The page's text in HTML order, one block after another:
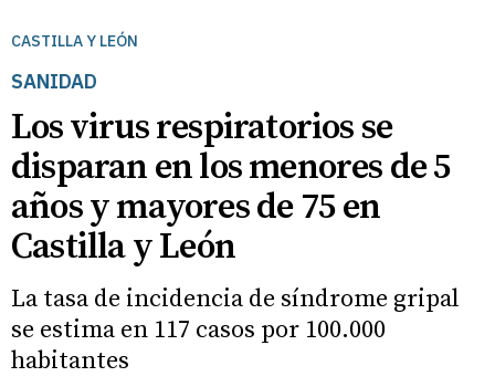
CASTILLA Y LEÓN
SANIDAD
Los virus respiratorios se
disparan en los menores de 5
años y mayores de 75 en
Castilla y León
La tasa de incidencia de síndrome gripal
se estima en 117 casos por 100.000
habitantes